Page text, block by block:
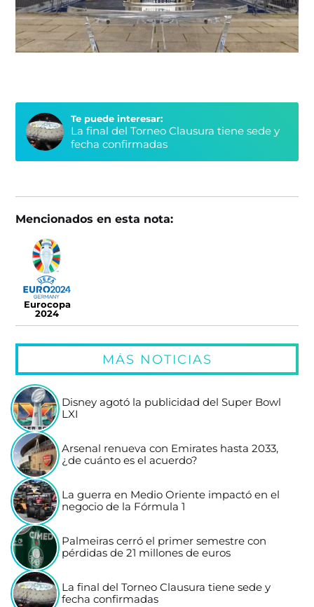
Te puede interesar:
La final del Torneo Clausura tiene sede y
fecha confirmadas
Mencionados en esta nota:
Eurocopa
2024
MÁS NOTICIAS
Disney agotó la publicidad del Super Bowl
LXI
Arsenal renueva con Emirates hasta 2033,
¿de cuánto es el acuerdo?
La guerra en Medio Oriente impactó en el
negocio de la Fórmula 1
Palmeiras cerró el primer semestre con
pérdidas de 21 millones de euros
La final del Torneo Clausura tiene sede y
fecha confirmadas